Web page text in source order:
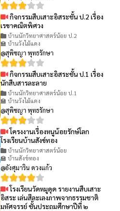
กิจกรรมสืบเสาะอิสระชั้น ป.2 เรื่อง
เรขาคณิตพิศวง
บ้านนักวิทยาศาสตร์น้อย ป.2
🏫 บ้านวังไม้แดง
@สุพิชญา พุทธรักษา
กิจกรรมสืบเสาะอิสระชั้น ป.1 เรื่อง
นักสืบสารละลาย
บ้านนักวิทยาศาสตร์น้อย ป.1
🏫 บ้านวังไม้แดง
@สุพิชญา พุทธรักษา
โครงงานเรื่องหนูน้อยรักษ์โลก
โรงเรียนบ้านสังข์ทอง
บ้านนักวิทยาศาสตร์น้อย
🏫 บ้านสังข์ทอง
@อังศุมาริน ดวงแก้ว
โรงเรียนวัดหมูดุด รายงานสืบเสาะ
อิสระ เล่นสีละเลงภาพจากธรรมชาติ
มหัศจรรย์ ชั้นประถมศึกษาปีที่ ๒